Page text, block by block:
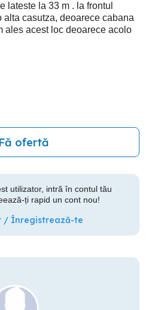
lateste la 33 m . la frontul
alta casutza, deoarece cabana
ales acest loc deoarece acolo
Fă ofertă
utilizator, intră în contul tău
ți rapid un cont nou!
/ Înregistrează-te